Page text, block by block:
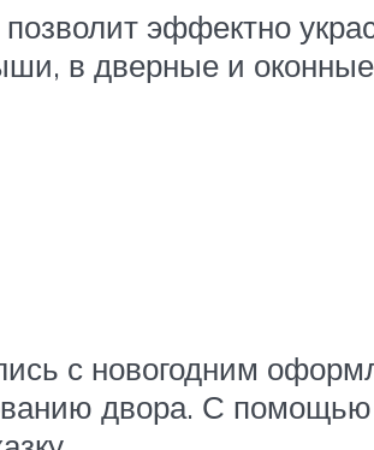
позволит эффектно
в дверные и
с новогодним
двора. С помощью